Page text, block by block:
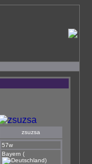
zsuzsa
57w
Bayern (
)